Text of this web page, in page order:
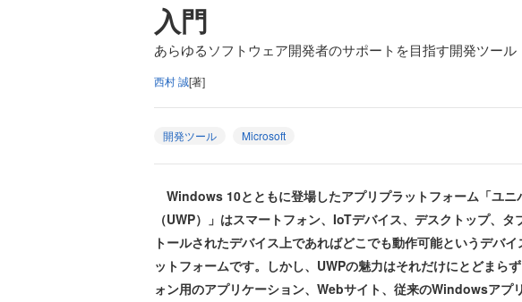
入門
あらゆるソフトウェア開発者のサポートを目指す開発ツー
西村 誠[著]
開発ツール Microsoft
Windows 10とともに登場したアプリプラットフォーム「ユ
（UWP）」はスマートフォン、IoTデバイス、デスクトップ、
トールされたデバイス上であればどこでも動作可能というデバ
ットフォームです。しかし、UWPの魅力はそれだけにとどまら
ォン用のアプリケーション、Webサイト、従来のWindowsア